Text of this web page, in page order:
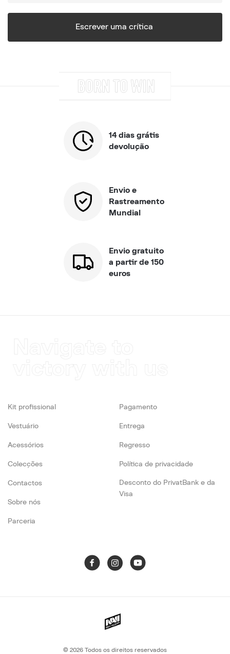
14 dias grátis
devolução
Envio e
Rastreamento
Mundial
Envio gratuito
a partir de 150
euros
Kit profissional
Vestuário
Acessórios
Colecções
Contactos
Sobre nós
Parceria
Pagamento
Entrega
Regresso
Política de privacidade
Desconto do PrivatBank e da
Visa
© 2026 Todos os direitos reservados